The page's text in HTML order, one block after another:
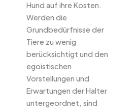
Hund auf ihre Kosten.
Werden die
Grundbedürfnisse der
Tiere zu wenig
berücksichtigt und den
egoistischen
Vorstellungen und
Erwartungen der Halter
untergeordnet, sind